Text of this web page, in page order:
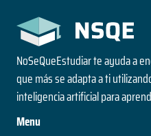
NoSeQueEstudiar te ayuda a
que más se adapta a ti
inteligencia artificial para
Menu